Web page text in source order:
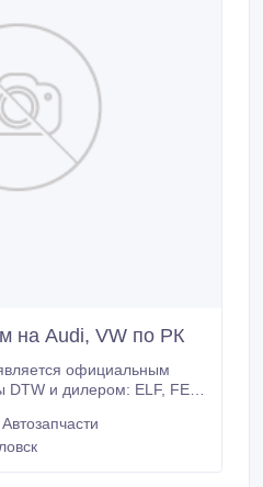
на Audi, VW по РК
официальным
и дилером: ELF, FEBI,
продукции (автозапчасти,
продукции мы
Автозапчасти